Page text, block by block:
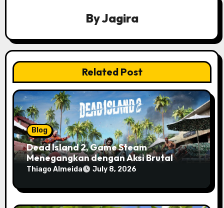
ByJagira
Related Post
Blog
Dead Island 2, Game Steam
Menegangkan dengan Aksi Brutal
Thiago Almeida July 8, 2026